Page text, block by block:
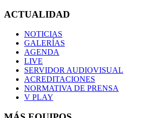
ACTUALIDAD
NOTICIAS
GALERÍAS
AGENDA
LIVE
SERVIDOR AUDIOVISUAL
ACREDITACIONES
NORMATIVA DE PRENSA
V PLAY